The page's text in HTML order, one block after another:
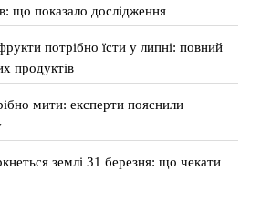
що показало дослідження
потрібно їсти у липні: повний
продуктів
мити: експерти пояснили
землі 31 березня: що чекати